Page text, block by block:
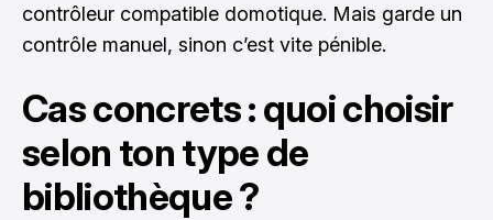
contrôleur compatible domotique. Mais garde un
contrôle manuel, sinon c’est vite pénible.
Cas concrets : quoi choisir
selon ton type de
bibliothèque ?